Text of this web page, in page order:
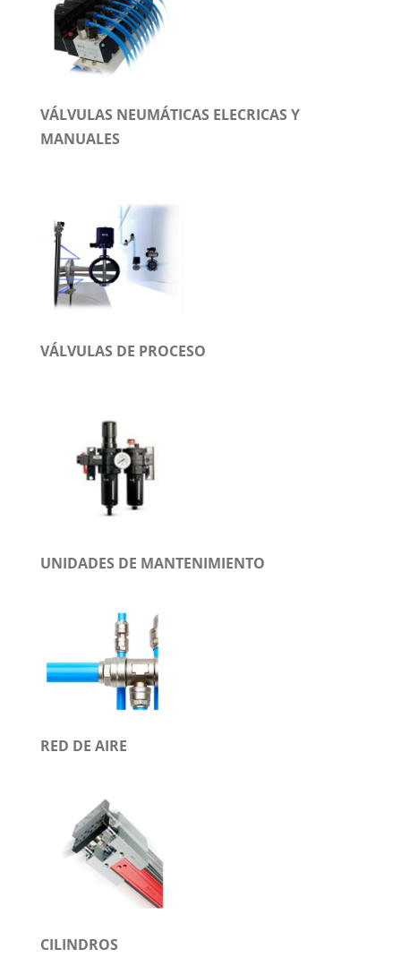
VÁLVULAS NEUMÁTICAS ELECRICAS Y
MANUALES
VÁLVULAS DE PROCESO
UNIDADES DE MANTENIMIENTO
RED DE AIRE
CILINDROS